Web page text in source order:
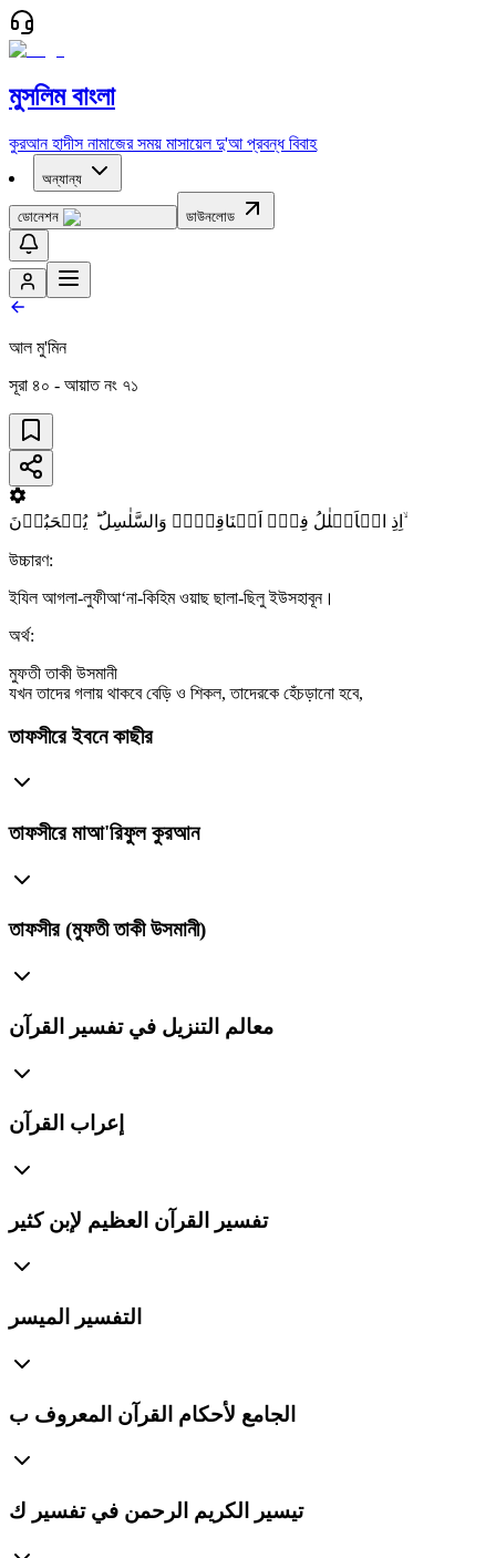
মুসলিম বাংলা
কুরআন হাদীস নামাজের সময় মাসায়েল দু'আ প্রবন্ধ বিবাহ
অন্যান্য
ডোনেশন ডাউনলোড
আল মু'মিন
সূরা ৪০ - আয়াত নং ৭১
اِذِ الۡاَغۡلٰلُ فِیۡۤ اَعۡنَاقِہِمۡ وَالسَّلٰسِلُ ؕ یُسۡحَبُوۡنَ ۙ
উচ্চারণ:
ইযিল আগলা-লুফীআ‘না-কিহিম ওয়াছ ছালা-ছিলু ইউসহাবূন।
অর্থ:
মুফতী তাকী উসমানী
যখন তাদের গলায় থাকবে বেড়ি ও শিকল, তাদেরকে হেঁচড়ানো হবে,
তাফসীরে ইবনে কাছীর
তাফসীরে মাআ'রিফুল কুরআন
তাফসীর (মুফতী তাকী উসমানী)
معالم التنزيل في تفسير القرآن
إعراب القرآن
تفسير القرآن العظيم لإبن كثير
التفسير الميسر
الجامع لأحكام القرآن المعروف ب
تيسير الكريم الرحمن في تفسير ك